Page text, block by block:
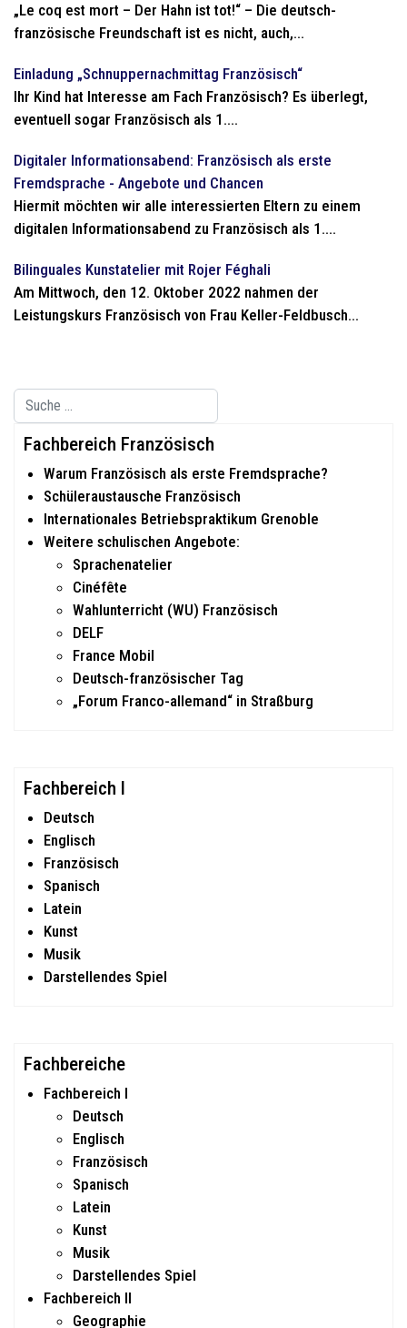
„Le coq est mort – Der Hahn ist tot!“ – Die deutsch-
französische Freundschaft ist es nicht, auch,...
Einladung „Schnuppernachmittag Französisch“
Ihr Kind hat Interesse am Fach Französisch? Es überlegt,
eventuell sogar Französisch als 1....
Digitaler Informationsabend: Französisch als erste
Fremdsprache - Angebote und Chancen
Hiermit möchten wir alle interessierten Eltern zu einem
digitalen Informationsabend zu Französisch als 1....
Bilinguales Kunstatelier mit Rojer Féghali
Am Mittwoch, den 12. Oktober 2022 nahmen der
Leistungskurs Französisch von Frau Keller-Feldbusch...
Suchen
Type 2 or more characters for results.
Fachbereich Französisch
Warum Französisch als erste Fremdsprache?
Schüleraustausche Französisch
Internationales Betriebspraktikum Grenoble
Weitere schulischen Angebote:
Sprachenatelier
Cinéfête
Wahlunterricht (WU) Französisch
DELF
France Mobil
Deutsch-französischer Tag
„Forum Franco-allemand“ in Straßburg
Fachbereich I
Deutsch
Englisch
Französisch
Spanisch
Latein
Kunst
Musik
Darstellendes Spiel
Fachbereiche
Fachbereich I
Deutsch
Englisch
Französisch
Spanisch
Latein
Kunst
Musik
Darstellendes Spiel
Fachbereich II
Geographie